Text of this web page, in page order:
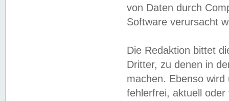
von Daten durch
Software verursacht
Die Redaktion bittet
Dritter, zu denen in
machen. Ebenso
fehlerfrei, aktuell oder